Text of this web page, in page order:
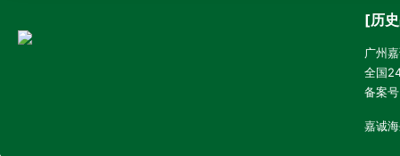
[历
广州
全国
备案
嘉诚